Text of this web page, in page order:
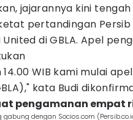
jajarannya kini
pertandingan Persib
United di GBLA. Apel
14.00 WIB kami mulai
kata Budi
pengamanan empat
gabung dengan Socios.com